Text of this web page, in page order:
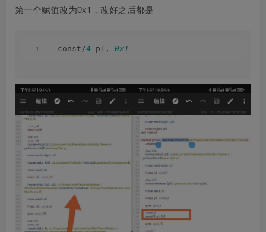
第一个赋值改为0x1，改好之后都是
const/4 p1, 0x1